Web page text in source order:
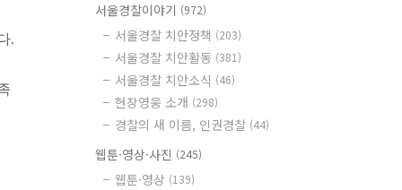
.
서울경찰이야기 (972)
서울경찰 치안정책 (203)
서울경찰 치안활동 (381)
서울경찰 치안소식 (46)
현장영웅 소개 (298)
경찰의 새 이름, 인권경찰 (44)
웹툰·영상·사진 (245)
웹툰·영상 (139)